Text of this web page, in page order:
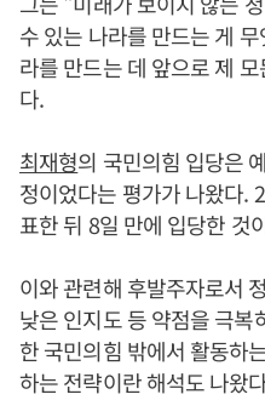
수 있는 나라를 만드는 게
라를 만드는 데 앞으로 제
다.
최재형의 국민의힘 입당은
정이었다는 평가가 나왔다.
표한 뒤 8일 만에 입당한 것
이와 관련해 후발주자로서
낮은 인지도 등 약점을 극복
한 국민의힘 밖에서 활동하
하는 전략이란 해석도 나왔